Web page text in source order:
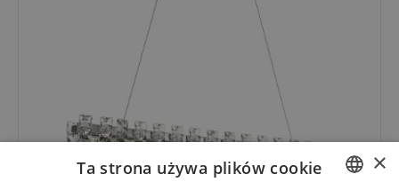
×
Ta strona używa plików cookie